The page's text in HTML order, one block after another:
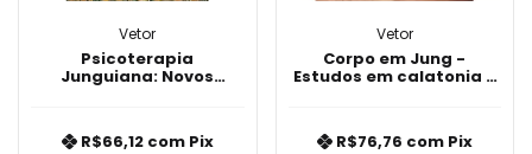
Vetor
Psicoterapia
Junguiana: Novos
R$66,12 com Pix
Vetor
Corpo em Jung -
Estudos em calatonia e
R$76,76 com Pix